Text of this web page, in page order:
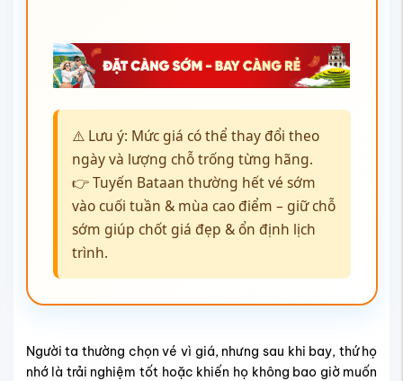
⚠️ Lưu ý: Mức giá có thể thay đổi theo
ngày và lượng chỗ trống từng hãng.
👉 Tuyến Bataan thường hết vé sớm
vào cuối tuần & mùa cao điểm – giữ chỗ
sớm giúp chốt giá đẹp & ổn định lịch
trình.
Người ta thường chọn vé vì giá, nhưng sau khi bay, thứ họ
nhớ là trải nghiệm tốt hoặc khiến họ không bao giờ muốn